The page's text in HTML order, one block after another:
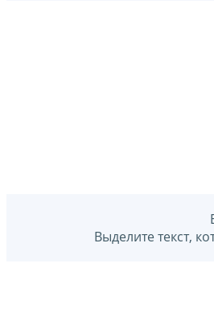
Выделите текст,